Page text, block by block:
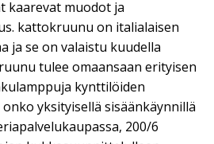
kaarevat muodot ja
kattokruunu on italialaisen
ja se on valaistu kuudella
tulee omaansaan erityisen
kynttilöiden
onko yksityisellä sisäänkäynnillä
200/6